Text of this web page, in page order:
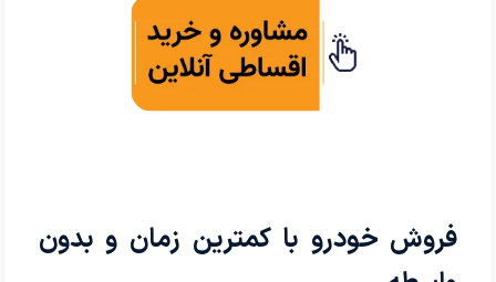
فروش خودرو با کمترین زمان و بدون